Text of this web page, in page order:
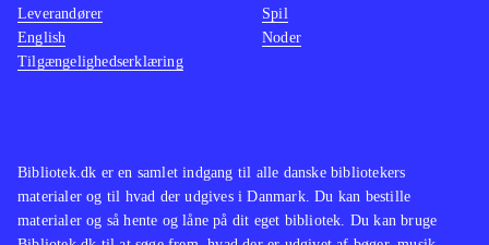
Bibliotek.dk er en samlet indgang til alle danske bibliotekers
materialer og til hvad der udgives i Danmark. Du kan bestille
materialer og så hente og låne på dit eget bibliotek. Du kan bruge
Leverandører
English
Tilgængelighedserklæring
Spil
Noder